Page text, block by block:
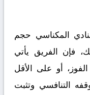
المكناسي حجم
فإن الفريق يأتي
أو على الأقل
التنافسي وتثبت